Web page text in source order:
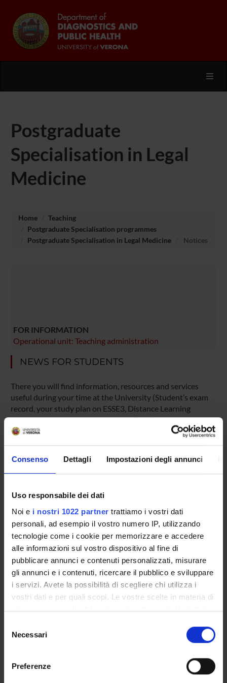
Consenso Dettagli Impostazioni degli annunci
Uso responsabile dei dati
Noi e i nostri 1022 partner trattiamo i vostri dati
personali, ad esempio il vostro numero IP, utilizzando
tecnologie come i cookie per memorizzare e accedere
alle informazioni sul vostro dispositivo al fine di
pubblicare annunci e contenuti personalizzati, misurare
gli annunci e i contenuti, ricercare il pubblico e sviluppare
i servizi. Avete la possibilità di scegliere chi utilizza i
vostri dati e per quali scopi. Le vostre scelte in materia di
privacy sono applicabili solo su questa proprietà digitale
modificare o revocare il proprio consenso in qualsiasi
momento dalla Dichiarazione sui cookie o facendo clic
delNecessari
Preferenze
Postgraduate
Specialisation in Legal
Medicine
Home
Teaching
Postgraduate Specialisation programmes
Postgraduate Specialisation in Legal Medicine
Notices
FOR INFORMATION
Operational unit: Teaching administration
NEWS FOR STUDENTS
There you will find information, resources and services
useful during your time at the University (Student’s exam
record, your study plan on ESSE3, Distance Learning
courses, university email account, office forms,
administrative procedures, etc.). You can log into MyUnivr
and your secretariat via email and also via the Univr app.
Overview
Enrolment Procedures and Admission Requirements
Degree Programme
Courses
Notices
Governing bodies
COURSES